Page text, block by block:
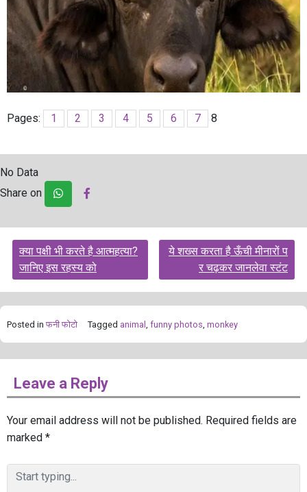
Pages: 1 2 3 4 5 6 7 8
No Data
Share on
Post
navigation
क्या पक्षी भी करते है आत्महत्या?
जानिए इस रहस्य को
ये शख्स करता है ऊँची मीनारों प
र चढ़कर जानलेवा स्टंट
Posted in फनी फोटो Tagged animal funny photos monkey
Leave a Reply
Your email address will not be published. Required fields are
marked *